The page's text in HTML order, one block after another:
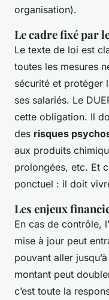
organisation).
Le cadre fixé par
Le texte de loi est
toutes les mesures
sécurité et protéger
ses salariés. Le
cette obligation. Il
des risques
aux produits
prolongées, etc. Et
ponctuel : il doit
Les enjeux
En cas de contrôle,
mise à jour peut
pouvant aller jusqu’à
montant peut
c’est toute la